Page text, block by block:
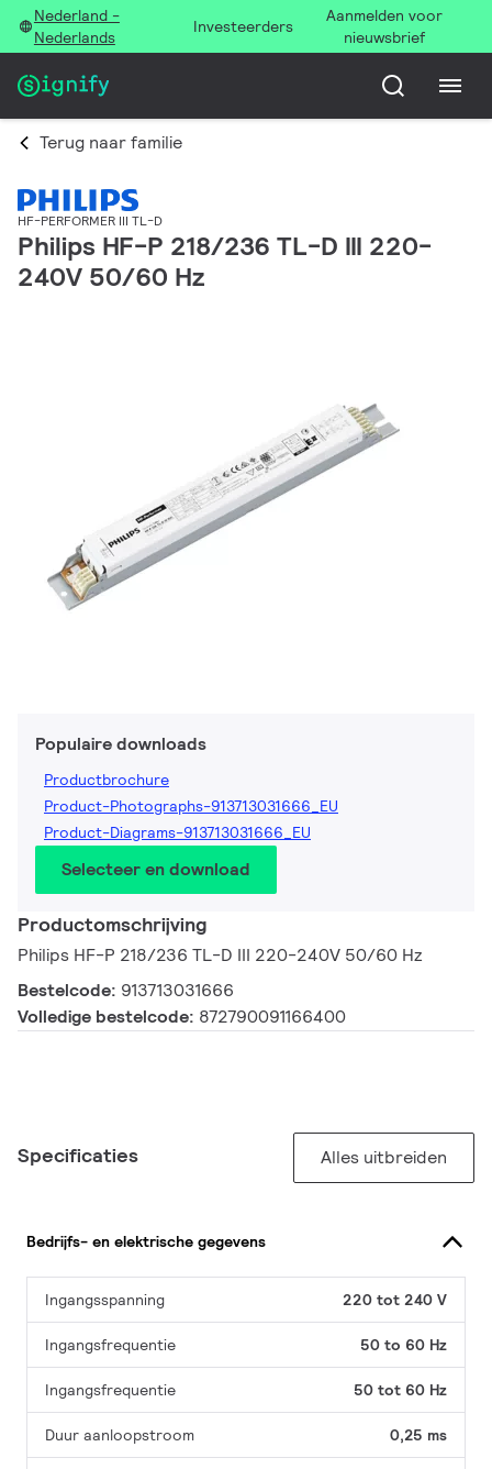
Nederland -
Nederlands
Investeerders
Aanmelden voor
nieuwsbrief
Terug naar familie
HF-PERFORMER III TL-D
Philips HF-P 218/236 TL-D III 220-
240V 50/60 Hz
Populaire downloads
Productbrochure
Product-Photographs-913713031666_EU
Product-Diagrams-913713031666_EU
Selecteer en download
Productomschrijving
Philips HF-P 218/236 TL-D III 220-240V 50/60 Hz
Bestelcode: 913713031666
Volledige bestelcode: 872790091166400
Specificaties Alles uitbreiden
Bedrijfs- en elektrische gegevens
Ingangsspanning 220 tot 240 V
Ingangsfrequentie 50 to 60 Hz
Ingangsfrequentie 50 tot 60 Hz
Duur aanloopstroom 0,25 ms